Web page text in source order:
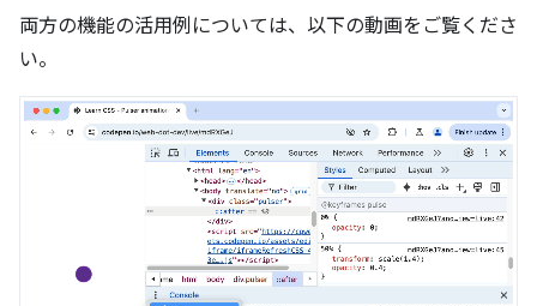
両方の機能の活用例については、以下の動画をご覧くださ
い。